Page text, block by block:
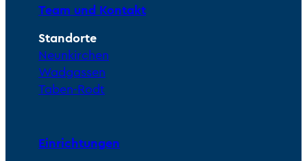
Team und Kontakt
Standorte
Neunkirchen
Wadgassen
Taben-Rodt
Einrichtungen